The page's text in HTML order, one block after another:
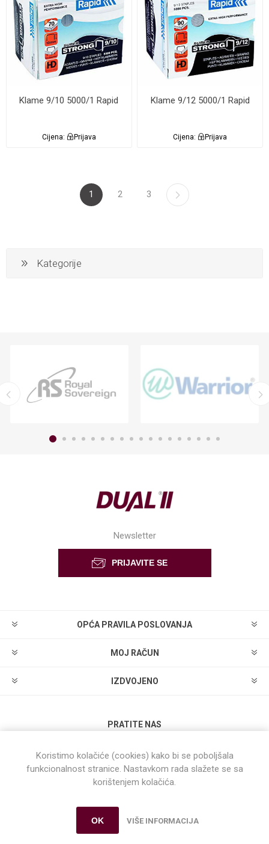
Klame 9/10 5000/1 Rapid
Cijena: Prijava
Klame 9/12 5000/1 Rapid
Cijena: Prijava
1 2 3
Kategorije
Newsletter
OPĆA PRAVILA POSLOVANJA
MOJ RAČUN
IZDVOJENO
PRATITE NAS
Powered by
Autorska prava © 2026 Dual WebShop. Sva prava pridržana.
Koristimo kolačiće (cookies) kako bi se poboljšala
funkcionalnost stranice. Nastavkom rada slažete se sa
korištenjem kolačića.
OK VIŠE INFORMACIJA